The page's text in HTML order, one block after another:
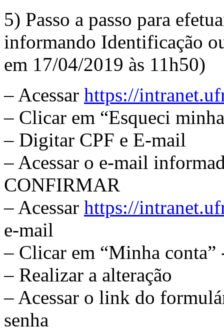
5) Passo a passo para
informando Identificação
em 17/04/2019 às 11h50)
– Acessar https://
– Clicar em “Esqueci
– Digitar CPF e E-mail
– Acessar o e-mail
CONFIRMAR
– Acessar https://
e-mail
– Clicar em “Minha conta”
– Realizar a alteração
– Acessar o link do
senha